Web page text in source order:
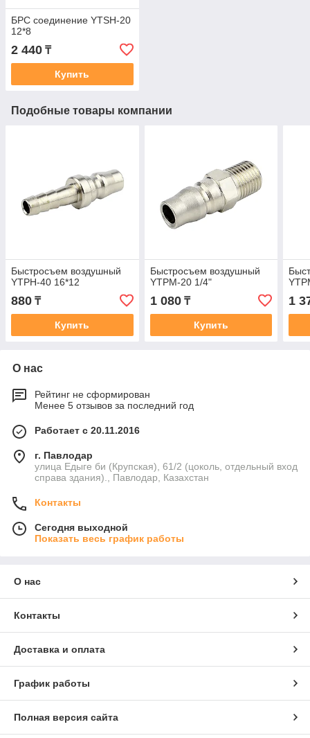
БРС соединение YTSH-20
12*8
2 440 ₸
Купить
Подобные товары компании
Быстросъем воздушный
YTPH-40 16*12
880 ₸
Купить
Быстросъем воздушный
YTPM-20 1/4"
1 080₸
Купить
1
О нас
Рейтинг не сформирован
Менее 5 отзывов за последний год
Работает с 20.11.2016
г. Павлодар
улица Едыге би (Крупская), 61/2 (цоколь, отдельный вход
справа здания)., Павлодар, Казахстан
Контакты
Сегодня выходной
Показать весь график работы
О нас
Контакты
Доставка и оплата
График работы
Полная версия сайта